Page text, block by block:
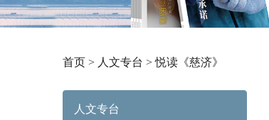
首页> 人文专台 >悦读《慈济》
人文专台